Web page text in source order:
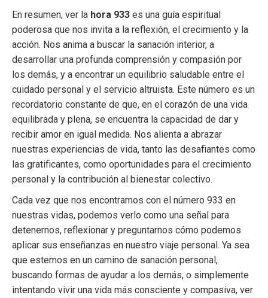
En resumen, ver la hora 933 es una guía espiritual
poderosa que nos invita a la reflexión, el crecimiento y la
acción. Nos anima a buscar la sanación interior, a
desarrollar una profunda comprensión y compasión por
los demás, y a encontrar un equilibrio saludable entre el
cuidado personal y el servicio altruista. Este número es un
recordatorio constante de que, en el corazón de una vida
equilibrada y plena, se encuentra la capacidad de dar y
recibir amor en igual medida. Nos alienta a abrazar
nuestras experiencias de vida, tanto las desafiantes como
las gratificantes, como oportunidades para el crecimiento
personal y la contribución al bienestar colectivo.
Cada vez que nos encontramos con el número 933 en
nuestras vidas, podemos verlo como una señal para
detenernos, reflexionar y preguntarnos cómo podemos
aplicar sus enseñanzas en nuestro viaje personal. Ya sea
que estemos en un camino de sanación personal,
buscando formas de ayudar a los demás, o simplemente
intentando vivir una vida más consciente y compasiva, ver